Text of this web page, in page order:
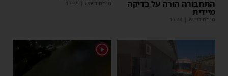
התחבורה הורה על בדיקה
מיידית
מנחם דויטש 17:44
מנחם דויטש 17:35
1